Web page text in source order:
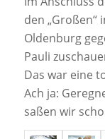
den „Großen“
Oldenburg
Pauli
Das war eine
Ach ja:
saßen wir